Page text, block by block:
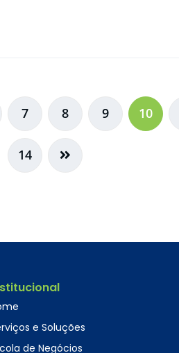
7 8 9 10
14
e Soluções
de Negócios